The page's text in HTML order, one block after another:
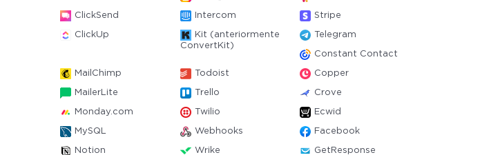
ClickSend Intercom Stripe
ClickUp
Kit (anteriormente
ConvertKit)
Telegram
Constant Contact
MailChimp Todoist Copper
MailerLite Trello Crove
Monday.com Twilio Ecwid
MySQL Webhooks Facebook
Notion Wrike GetResponse